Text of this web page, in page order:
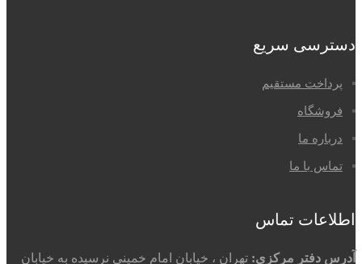
سریع
پرداخت مستقیم
فروشگاه
درباره ما
تماس با ما
تماس
دفتر مرکزی:تهران ، خیابان امام خمینی نرسیده به خیابان